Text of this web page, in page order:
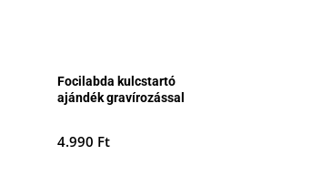
Focilabda kulcstartó
ajándék gravírozással
4.990 Ft